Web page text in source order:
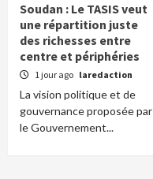
Soudan : Le TASIS veut
une répartition juste
des richesses entre
centre et périphéries
1 jour ago laredaction
La vision politique et de
gouvernance proposée par
le Gouvernement...